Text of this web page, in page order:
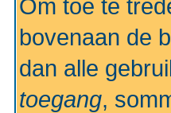
Om toe te
bovenaan de
dan alle
toegang,